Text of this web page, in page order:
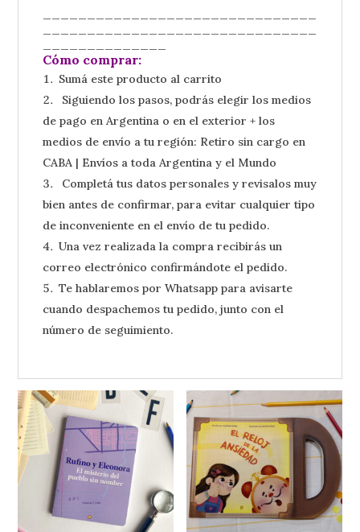
Cómo comprar:
Sumá este producto al carrito
Siguiendo los pasos, podrás elegir los medios
de pago en Argentina o en el exterior + los
medios de envío a tu región: Retiro sin cargo en
CABA | Envíos a toda Argentina y el Mundo
Completá tus datos personales y revisalos muy
bien antes de confirmar, para evitar cualquier tipo
de inconveniente en el envío de tu pedido.
Una vez realizada la compra recibirás un
correo electrónico confirmándote el pedido.
Te hablaremos por Whatsapp para avisarte
cuando despachemos tu pedido, junto con el
número de seguimiento.